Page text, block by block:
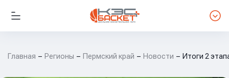
Главная Регионы Пермский край Новости Итоги 2